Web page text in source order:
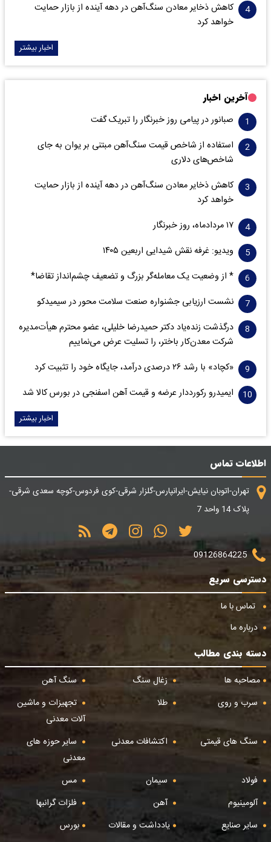
کاهش ذخایر معادن سنگ‌آهن در دهه آینده از بازار حمایت
خواهد کرد
اخبار بیشتر
آخرین اخبار
صبانور در پیامی روز خبرنگار را تبریک گفت
استفاده از شاخص قیمت سنگ‌آهن مبتنی بر یوان به جای
شاخص‌های دلاری
کاهش ذخایر معادن سنگ‌آهن در دهه آینده از بازار حمایت
خواهد کرد
۱۷ مردادماه، روز خبرنگار
ویدیو: غرفه نقش شیدایی اربعین ۱۴۰۵
* از وضعیت یک معامله‌گر بزرگ و تضعیف چشم‌انداز تقاضا*
نشست ارزیابی جشنواره صنعت سلامت‌ محور در سیمیدکو
درگذشت زنده‌یاد دکتر حمیدرضا خلیلی، عضو محترم هیأت‌مدیره
شرکت معدن‌کار باختر، را تسلیت عرض می‌نماییم
«کچاد» با رشد ۲۶ درصدی درآمد، جایگاه خود را تثبیت کرد
ایمیدرو رکورددار عرضه و قیمت آهن اسفنجی در بورس کالا شد
اخبار بیشتر
اطلاعات تماس
تهران-اتوبان نیایش-ایرانپارس-گلزار شرقی-کوی فردوس-کوچه سعدی شرقی-
پلاک 14 واحد 7
09126864225
دسترسی سریع
تماس با ما
درباره ما
دسته بندی مطالب
مصاحبه ها
زغال سنگ
سنگ آهن
سرب و روی
طلا
تجهیزات و ماشین
آلات معدنی
سنگ های قیمتی
اکتشافات معدنی
سایر حوزه های
معدنی
فولاد
سیمان
مس
آلومینیوم
آهن
فلزات گرانبها
سایر صنایع
یادداشت و مقالات
بورس